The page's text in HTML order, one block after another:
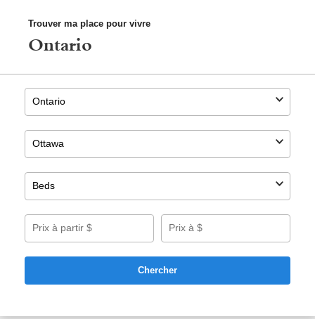
Trouver ma place pour vivre
Ontario
Chercher